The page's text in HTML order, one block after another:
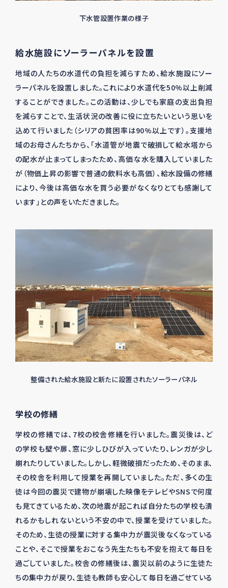
下水管設置作業の様子
給水施設にソーラーパネルを設置
地域の人たちの水道代の負担を減らすため、給水施設にソー
ラーパネルを設置しました。これにより水道代を50%以上削減
することができました。この活動は、少しでも家庭の支出負担
を減らすことで、生活状況の改善に役に立ちたいという思いを
込めて行いました（シリアの貧困率は90%以上です）。支援地
域のお母さんたちから、「水道管が地震で破損して給水塔から
の配水が止まってしまったため、高価な水を購入していました
が（物価上昇の影響で普通の飲料水も高価）、給水設備の修繕
により、今後は高価な水を買う必要がなくなりとても感謝して
います」との声をいただきました。
整備された給水施設と新たに設置されたソーラーパネル
学校の修繕
学校の修繕では、 7校の校舎修繕を行いました。震災後は、ど
の学校も壁や扉、窓に少しひびが入っていたり、レンガが少し
崩れたりしていました。しかし、軽微破損だったため、そのまま、
その校舎を利用して授業を再開していました。ただ、多くの生
徒は今回の震災で建物が崩壊した映像をテレビやSNSで何度
も見てきているため、次の地震が起これば自分たちの学校も潰
れるかもしれないという不安の中で、授業を受けていました。
そのため、生徒の授業に対する集中力が震災後なくなっている
ことや、そこで授業をおこなう先生たちも不安を抱えて毎日を
過ごしていました。校舎の修繕後は、震災以前のように生徒た
ちの集中力が戻り、生徒も教師も安心して毎日を過ごせている